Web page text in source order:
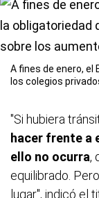
A fines de enero, el
los colegios
"Si hubiera
hacer frente a
ello no ocurra,
equilibrado.
lugar", indicó el